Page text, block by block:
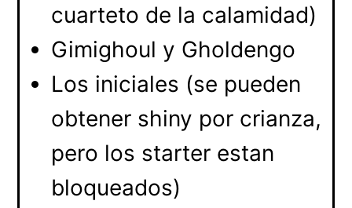
cuarteto de la calamidad)
Gimighoul y Gholdengo
Los iniciales (se pueden
obtener shiny por crianza,
pero los starter estan
bloqueados)